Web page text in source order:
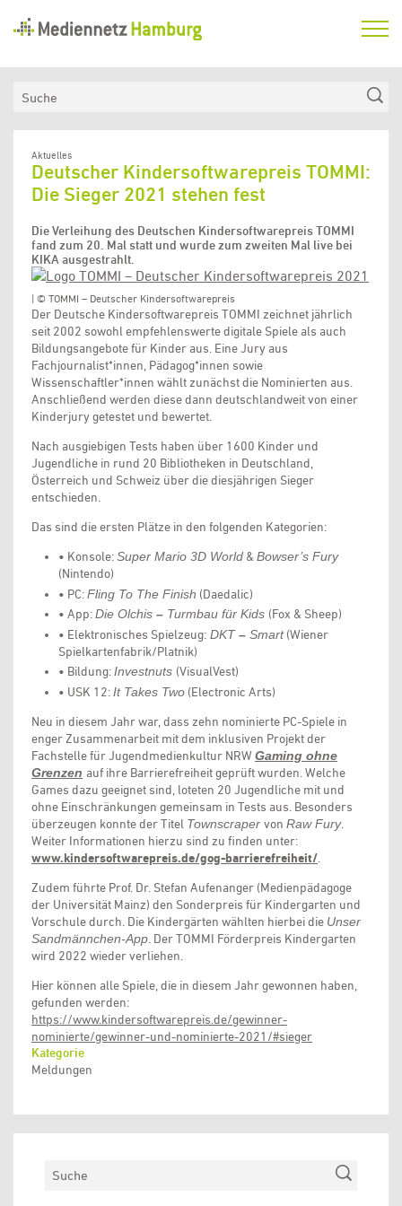
Hamburg
Aktuelles
Medienkompetenzfonds
Verein
Aktuelles
Deutscher Kindersoftwarepreis TOMMI:
Die Sieger 2021 stehen fest
Die Verleihung des Deutschen Kindersoftwarepreis TOMMI
fand zum 20. Mal statt und wurde zum zweiten Mal live bei
KIKA ausgestrahlt.
Der Deutsche Kindersoftwarepreis TOMMI zeichnet jährlich
seit 2002 sowohl empfehlenswerte digitale Spiele als auch
Bildungsangebote für Kinder aus. Eine Jury aus
Fachjournalist*innen, Pädagog*innen sowie
Wissenschaftler*innen wählt zunächst die Nominierten aus.
Anschließend werden diese dann deutschlandweit von einer
Kinderjury getestet und bewertet.
Nach ausgiebigen Tests haben über 1600 Kinder und
Jugendliche in rund 20 Bibliotheken in Deutschland,
Österreich und Schweiz über die diesjährigen Sieger
entschieden.
Das sind die ersten Plätze in den folgenden Kategorien:
• Konsole:Super Mario 3D World & Bowser’s Fury
(Nintendo)
• PC:Fling To The Finish (Daedalic)
• App:Die Olchis – Turmbau für Kids (Fox & Sheep)
• Elektronisches Spielzeug: DKT– Smart(Wiener
Spielkartenfabrik/Platnik)
• Bildung:Investnuts (VisualVest)
• USK 12:It Takes Two (Electronic Arts)
Neu in diesem Jahr war, dass zehn nominierte PC-Spiele in
enger Zusammenarbeit mit dem inklusiven Projekt der
Fachstelle für Jugendmedienkultur NRWGaming ohne
Grenzen auf ihre Barrierefreiheit geprüft wurden. Welche
Games dazu geeignet sind, loteten 20 Jugendliche mit und
ohne Einschränkungen gemeinsam in Tests aus. Besonders
überzeugen konnte der Titel Townscraper von Raw Fury.
Weiter Informationen hierzu sind zu finden unter:
www.kindersoftwarepreis.de/gog-barrierefreiheit/
Zudem führte Prof. Dr. Stefan Aufenanger (Medienpädagoge
der Universität Mainz) den Sonderpreis für Kindergarten und
Vorschule durch. Die Kindergärten wählten hierbei die Unser
Sandmännchen-App . Der TOMMI Förderpreis Kindergarten
wird 2022 wieder verliehen.
Hier können alle Spiele, die in diesem Jahr gewonnen haben,
gefunden werden:
https://www.kindersoftwarepreis.de/gewinner-
nominierte/gewinner-und-nominierte-2021/#sieger
| © TOMMI – Deutscher Kindersoftwarepreis
Kategorie
Meldungen
Suchen